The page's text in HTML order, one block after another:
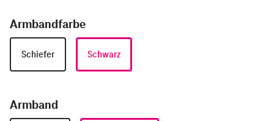
Armbandfarbe
Schiefer Schwarz
Armband